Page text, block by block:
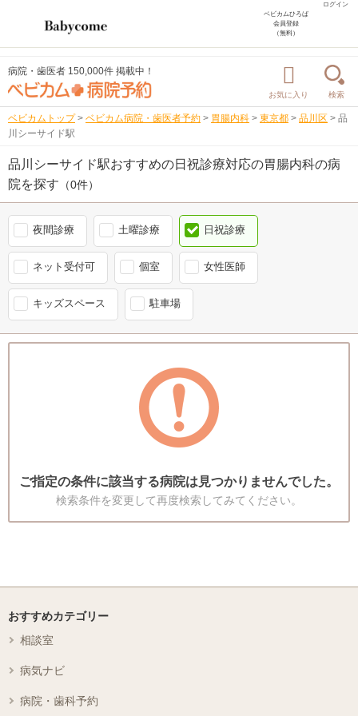
ログイン
ベビカムひろば
会員登録
（無料）
病院・歯医者 150,000件 掲載中！
お気に入り 検索
ベビカムトップ > ベビカム病院・歯医者予約 > 胃腸内科 > 東京都 > 品川区 > 品
川シーサイド駅
品川シーサイド駅おすすめの日祝診療対応の胃腸内科の病
院を探す （0件）
夜間診療 土曜診療 日祝診療
ネット受付可 個室 女性医師
キッズスペース 駐車場
ご指定の条件に該当する病院は見つかりませんでした。
検索条件を変更して再度検索してみてください。
おすすめカテゴリー
相談室
病気ナビ
病院・歯科予約